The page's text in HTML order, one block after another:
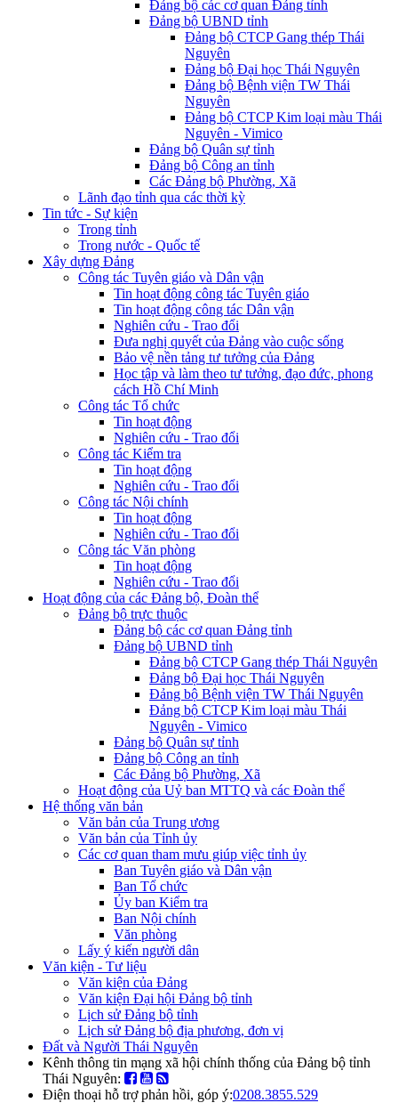
Đảng bộ các cơ quan Đảng tỉnh
Đảng bộ UBND tỉnh
Đảng bộ CTCP Gang thép Thái
Nguyên
Đảng bộ Đại học Thái Nguyên
Đảng bộ Bệnh viện TW Thái
Nguyên
Đảng bộ CTCP Kim loại màu Thái
Nguyên - Vimico
Đảng bộ Quân sự tỉnh
Đảng bộ Công an tỉnh
Các Đảng bộ Phường, Xã
Lãnh đạo tỉnh qua các thời kỳ
Tin tức - Sự kiện
Trong tỉnh
Trong nước - Quốc tế
Xây dựng Đảng
Công tác Tuyên giáo và Dân vận
Tin hoạt động công tác Tuyên giáo
Tin hoạt động công tác Dân vận
Nghiên cứu - Trao đổi
Đưa nghị quyết của Đảng vào cuộc sống
Bảo vệ nền tảng tư tưởng của Đảng
Học tập và làm theo tư tưởng, đạo đức, phong
cách Hồ Chí Minh
Công tác Tổ chức
Tin hoạt động
Nghiên cứu - Trao đổi
Công tác Kiểm tra
Tin hoạt động
Nghiên cứu - Trao đổi
Công tác Nội chính
Tin hoạt động
Nghiên cứu - Trao đổi
Công tác Văn phòng
Tin hoạt động
Nghiên cứu - Trao đổi
Hoạt động của các Đảng bộ, Đoàn thể
Đảng bộ trực thuộc
Đảng bộ các cơ quan Đảng tỉnh
Đảng bộ UBND tỉnh
Đảng bộ CTCP Gang thép Thái Nguyên
Đảng bộ Đại học Thái Nguyên
Đảng bộ Bệnh viện TW Thái Nguyên
Đảng bộ CTCP Kim loại màu Thái
Nguyên - Vimico
Đảng bộ Quân sự tỉnh
Đảng bộ Công an tỉnh
Các Đảng bộ Phường, Xã
Hoạt động của Uỷ ban MTTQ và các Đoàn thể
Hệ thống văn bản
Văn bản của Trung ương
Văn bản của Tỉnh ủy
Các cơ quan tham mưu giúp việc tỉnh ủy
Ban Tuyên giáo và Dân vận
Ban Tổ chức
Ủy ban Kiểm tra
Ban Nội chính
Văn phòng
Lấy ý kiến người dân
Văn kiện - Tư liệu
Văn kiện của Đảng
Văn kiện Đại hội Đảng bộ tỉnh
Lịch sử Đảng bộ tỉnh
Lịch sử Đảng bộ địa phương, đơn vị
Đất và Người Thái Nguyên
Kênh thông tin mạng xã hội chính thống của Đảng bộ tỉnh
Thái Nguyên:
Điện thoại hỗ trợ phản hồi, góp ý:0208.3855.529